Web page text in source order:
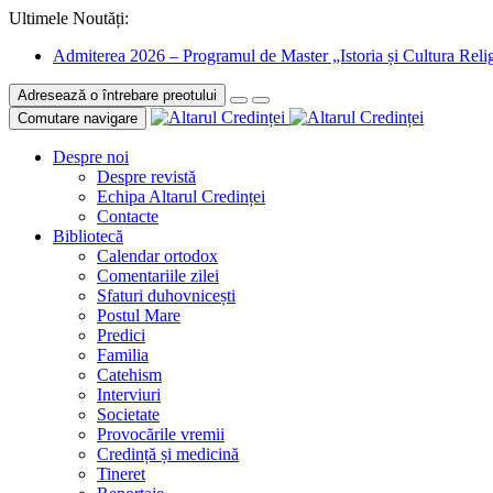
Ultimele Noutăți:
Admiterea 2026 – Programul de Master „Istoria și Cultura
Adresează o întrebare preotului
Comutare navigare
Despre noi
Despre revistă
Echipa Altarul Credinței
Contacte
Bibliotecă
Calendar ortodox
Comentariile zilei
Sfaturi duhovnicești
Postul Mare
Predici
Familia
Catehism
Interviuri
Societate
Provocările vremii
Credință și medicină
Tineret